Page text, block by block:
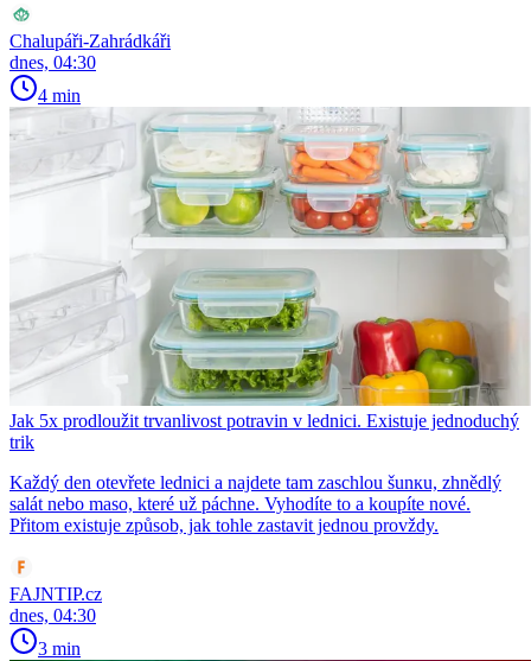
Chalupáři-Zahrádkáři
dnes, 04:30
4 min
Jak 5x prodloužit trvanlivost potravin v lednici. Existuje jednoduchý
trik
Každý den otevřete lednici a najdete tam zaschlou šunкu, zhnědlý
salát nebo maso, které už páchne. Vyhodíte to a koupíte nové.
Přitom existuje způsob, jak tohle zastavit jednou provždy.
FAJNTIP.cz
dnes, 04:30
3 min